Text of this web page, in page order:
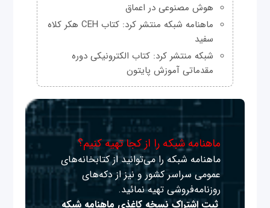
هوش مصنوعی در اعماق
ماهنامه شبکه منتشر کرد: کتاب CEH هکر کلاه
سفید
شبکه منتشر کرد: کتاب الکترونیکی دوره
مقدماتی آموزش پایتون
ماهنامه شبکه را از کجا تهیه کنیم؟
ماهنامه شبکه را می‌توانید از کتابخانه‌های
عمومی سراسر کشور و نیز از دکه‌های
روزنامه‌فروشی تهیه نمائید.
ثبت اشتراک نسخه کاغذی ماهنامه شبکه